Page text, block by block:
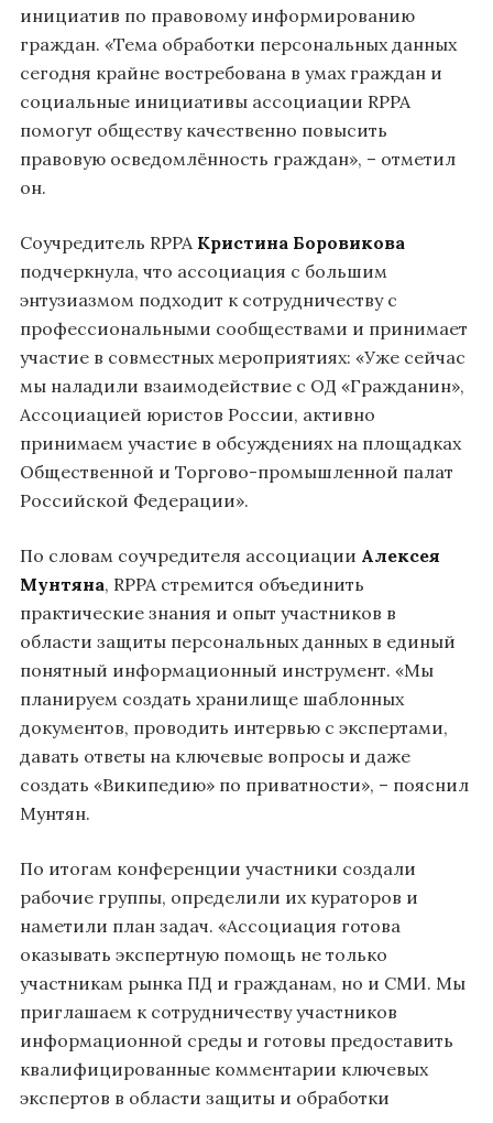
инициатив по правовому информированию
граждан. «Тема обработки персональных данных
сегодня крайне востребована в умах граждан и
социальные инициативы ассоциации RPPA
помогут обществу качественно повысить
правовую осведомлённость граждан», – отметил
он.
Соучредитель RPPA Кристина Боровикова
подчеркнула, что ассоциация с большим
энтузиазмом подходит к сотрудничеству с
профессиональными сообществами и принимает
участие в совместных мероприятиях: «Уже сейчас
мы наладили взаимодействие с ОД «Гражданин»,
Ассоциацией юристов России, активно
принимаем участие в обсуждениях на площадках
Общественной и Торгово-промышленной палат
Российской Федерации».
По словам соучредителя ассоциации Алексея
Мунтяна, RPPA стремится объединить
практические знания и опыт участников в
области защиты персональных данных в единый
понятный информационный инструмент. «Мы
планируем создать хранилище шаблонных
документов, проводить интервью с экспертами,
давать ответы на ключевые вопросы и даже
создать «Википедию» по приватности», – пояснил
Мунтян.
По итогам конференции участники создали
рабочие группы, определили их кураторов и
наметили план задач. «Ассоциация готова
оказывать экспертную помощь не только
участникам рынка ПД и гражданам, но и СМИ. Мы
приглашаем к сотрудничеству участников
информационной среды и готовы предоставить
квалифицированные комментарии ключевых
экспертов в области защиты и обработки